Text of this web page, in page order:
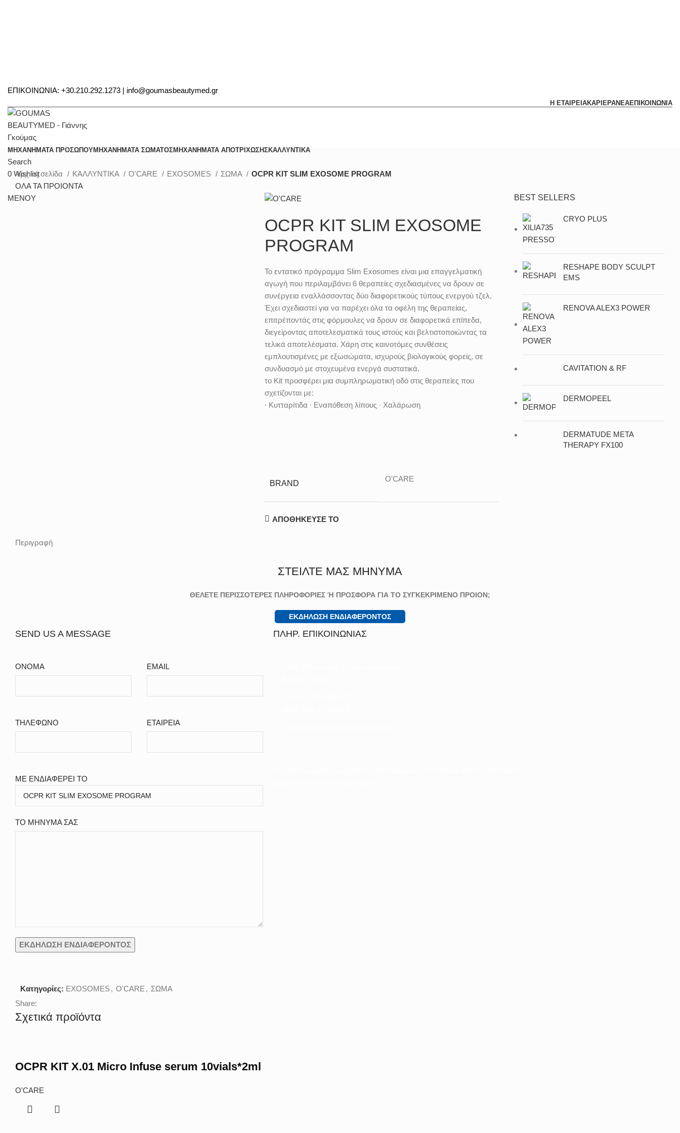
ΕΠΙΚΟΙΝΩΝΙΑ: +30.210.292.1273 | info@goumasbeautymed.gr
Η ΕΤΑΙΡΕΙΑΚΑΡΙΕΡΑΝΕΑΕΠΙΚΟΙΝΩΝΙΑ
ΜΗΧΑΝΗΜΑΤΑ ΠΡΟΣΩΠΟΥΜΗΧΑΝΗΜΑΤΑ ΣΩΜΑΤΟΣΜΗΧΑΝΗΜΑΤΑ ΑΠΟΤΡΙΧΩΣΗΣΚΑΛΛΥΝΤΙΚΑ
Search
0 Wishlist
ΜΕΝΟΥ
Αρχική σελίδα ΚΑΛΛΥΝΤΙΚΑ O'CARE EXOSOMES ΣΩΜΑ
OCPR KIT SLIM EXOSOME PROGRAM
ΟΛΑ ΤΑ ΠΡΟΙΟΝΤΑ
OCPR KIT SLIM EXOSOME
PROGRAM
Το εντατικό πρόγραμμα Slim Exosomes είναι μια επαγγελματική
αγωγή που περιλαμβάνει 6 θεραπείες σχεδιασμένες να δρουν σε
συνέργεια εναλλάσσοντας δύο διαφορετικούς τύπους ενεργού τζελ.
Έχει σχεδιαστεί για να παρέχει όλα τα οφέλη της θεραπείας,
επιτρέποντάς στις φόρμουλες να δρουν σε διαφορετικά επίπεδα,
διεγείροντας αποτελεσματικά τους ιστούς και βελτιστοποιώντας τα
τελικά αποτελέσματα. Χάρη στις καινοτόμες συνθέσεις
εμπλουτισμένες με εξωσώματα, ισχυρούς βιολογικούς φορείς, σε
συνδυασμό με στοχευμένα ενεργά συστατικά,
το Kit προσφέρει μια συμπληρωματική οδό στις θεραπείες που
σχετίζονται με:
∙ Κυτταρίτιδα ∙ Εναπόθεση λίπους ∙ Χαλάρωση
BRAND
O'CARE
ΑΠΟΘΗΚΕΥΣΕ ΤΟ
BEST SELLERS
CRYO PLUS
RESHAPE BODY SCULPT
EMS
RENOVA ALEX3 POWER
CAVITATION & RF
DERMOPEEL
DERMATUDE META
THERAPY FX100
Περιγραφή
ΣΤΕΙΛΤΕ ΜΑΣ ΜΗΝΥΜΑ
ΘΕΛΕΤΕ ΠΕΡΙΣΣΟΤΕΡΕΣ ΠΛΗΡΟΦΟΡΙΕΣ Ή ΠΡΟΣΦΟΡΑ ΓΙΑ ΤΟ ΣΥΓΚΕΚΡΙΜΕΝΟ ΠΡΟΙΟΝ;
ΕΚΔΗΛΩΣΗ ΕΝΔΙΑΦΕΡΟΝΤΟΣ
SEND US A MESSAGE
ΟΝΟΜΑ EMAIL
ΤΗΛΕΦΩΝΟ ΕΤΑΙΡΕΙΑ
ΜΕ ΕΝΔΙΑΦΕΡΕΙ ΤΟ
ΤΟ ΜΗΝΥΜΑ ΣΑΣ
ΠΛΗΡ. ΕΠΙΚΟΙΝΩΝΙΑΣ
Κατηγορίες: EXOSOMES, O'CARE , ΣΩΜΑ
Share:
Σχετικά προϊόντα
OCPR KIT X.01 Micro Infuse serum 10vials*2ml
O'CARE